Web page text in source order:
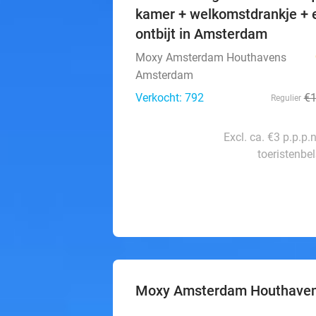
kamer + welkomstdrankje +
ontbijt in Amsterdam
Moxy Amsterdam Houthavens
Amsterdam
Verkocht: 792
Regulier
Excl. ca. €3
Moxy Amsterdam